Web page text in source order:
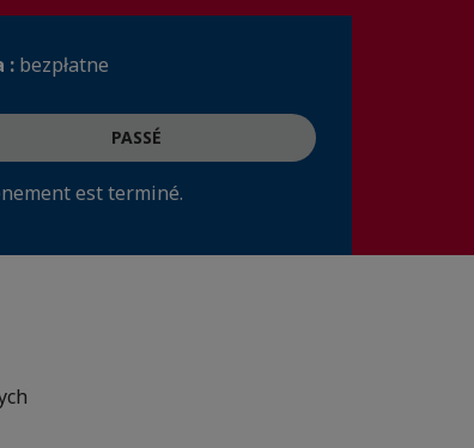
: bezpłatne
PASSÉ
est terminé.